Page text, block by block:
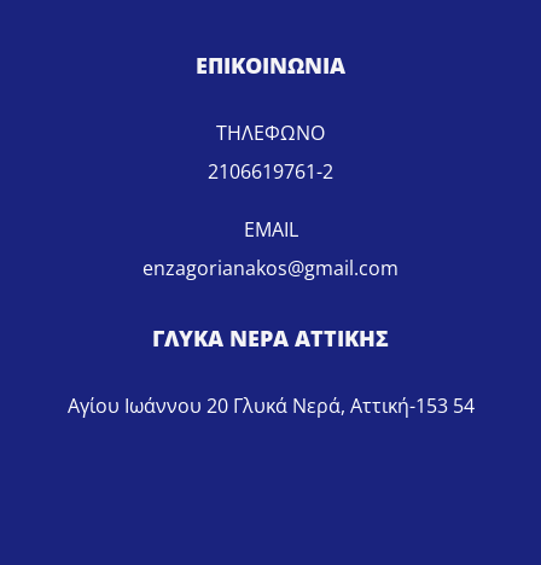
ΕΠΙΚΟΙΝΩΝΙΑ
ΤΗΛΕΦΩΝΟ
2106619761-2
EMAIL
enzagorianakos@gmail.com
ΓΛΥΚΑ ΝΕΡΑ ΑΤΤΙΚΗΣ
Αγίου Ιωάννου 20 Γλυκά Νερά, Αττική-153 54